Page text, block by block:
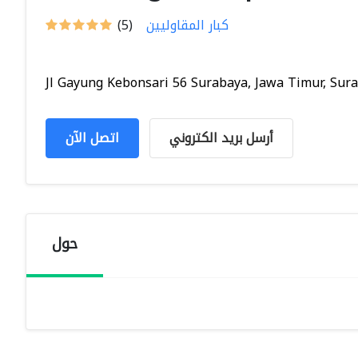
(5) كبار المقاوليين
Jl Gayung Kebonsari 56 Surabaya, Jawa Timur,
اتصل الآن أرسل بريد الكتروني
حول